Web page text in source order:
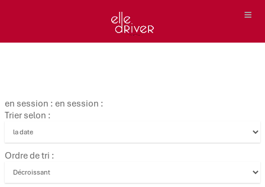
en session : en session :
Trier selon :
Ordre de tri :